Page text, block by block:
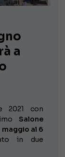
a
2021 con
Salone
maggio al 6
in due